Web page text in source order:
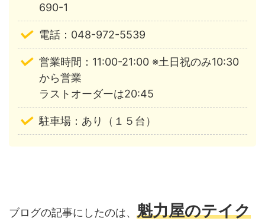
690-1
電話：048-972-5539
営業時間：11:00-21:00 ※土日祝のみ10:30
から営業
ラストオーダーは20:45
駐車場：あり（１５台）
ブログの記事にしたのは、 魁力屋のテイク